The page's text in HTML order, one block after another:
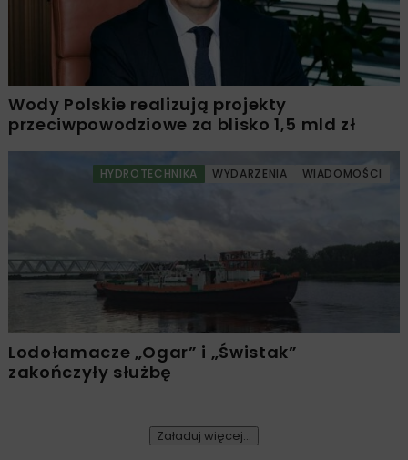
Wody Polskie realizują projekty
przeciwpowodziowe za blisko 1,5 mld zł
HYDROTECHNIKA WYDARZENIA WIADOMOŚCI
Lodołamacze „Ogar” i „Świstak”
zakończyły służbę
Załaduj więcej...